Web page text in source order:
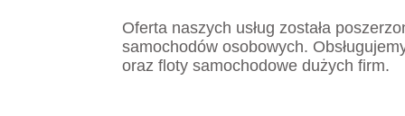
Oferta naszych usług została
samochodów osobowych.
oraz floty samochodowe dużych firm.